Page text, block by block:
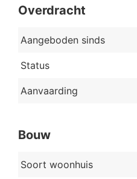
Overdracht
Aangeboden sinds
Status
Aanvaarding
Bouw
Soort woonhuis